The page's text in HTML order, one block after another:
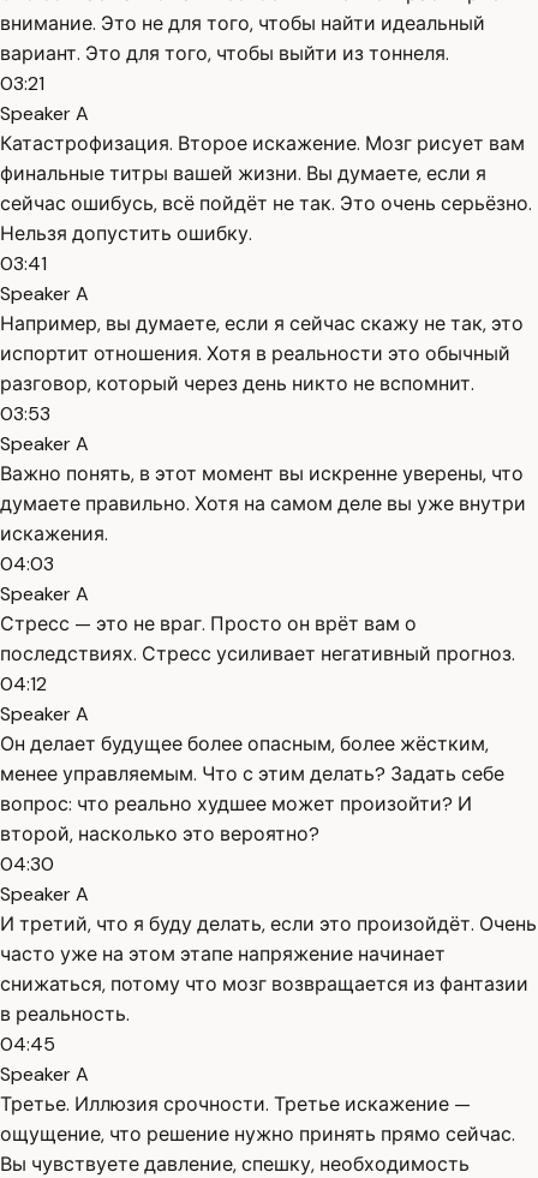
внимание. Это не для того, чтобы найти идеальный
вариант. Это для того, чтобы выйти из тоннеля.
03:21
Speaker A
Катастрофизация. Второе искажение. Мозг рисует вам
финальные титры вашей жизни. Вы думаете, если я
сейчас ошибусь, всё пойдёт не так. Это очень серьёзно.
Нельзя допустить ошибку.
03:41
Speaker A
Например, вы думаете, если я сейчас скажу не так, это
испортит отношения. Хотя в реальности это обычный
разговор, который через день никто не вспомнит.
03:53
Speaker A
Важно понять, в этот момент вы искренне уверены, что
думаете правильно. Хотя на самом деле вы уже внутри
искажения.
04:03
Speaker A
Стресс — это не враг. Просто он врёт вам о
последствиях. Стресс усиливает негативный прогноз.
04:12
Speaker A
Он делает будущее более опасным, более жёстким,
менее управляемым. Что с этим делать? Задать себе
вопрос: что реально худшее может произойти? И
второй, насколько это вероятно?
04:30
Speaker A
И третий, что я буду делать, если это произойдёт. Очень
часто уже на этом этапе напряжение начинает
снижаться, потому что мозг возвращается из фантазии
в реальность.
04:45
Speaker A
Третье. Иллюзия срочности. Третье искажение —
ощущение, что решение нужно принять прямо сейчас.
Вы чувствуете давление, спешку, необходимость